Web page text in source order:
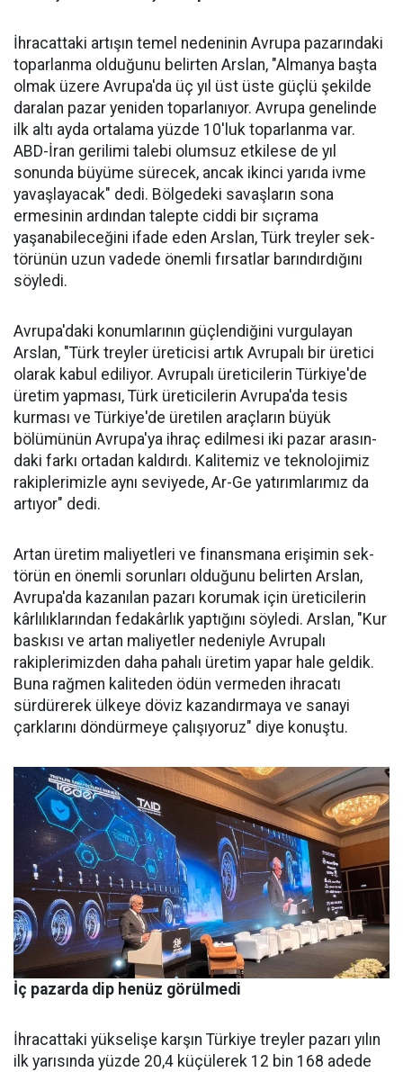
İhracattaki artışın temel nede­ninin Avrupa pazarındaki
topar­lanma olduğunu belirten Arslan, "Almanya başta
olmak üzere Av­rupa'da üç yıl üst üste güçlü şe­kilde
daralan pazar yeniden to­parlanıyor. Avrupa genelinde
ilk altı ayda ortalama yüzde 10'luk toparlanma var.
ABD-İran geri­limi talebi olumsuz etkilese de yıl
sonunda büyüme sürecek, ancak ikinci yarıda ivme
yavaşlayacak" dedi. Bölgedeki savaşların sona
ermesinin ardından talepte ciddi bir sıçrama
yaşanabileceğini ifa­de eden Arslan, Türk treyler sek­
törünün uzun vadede önemli fır­satlar barındırdığını
söyledi.
Avrupa'daki konumlarının güçlendiğini vurgulayan
Arslan, "Türk treyler üreticisi artık Avru­palı bir üretici
ola­rak kabul ediliyor. Avrupalı üreticile­rin Türkiye'de
üre­tim yapması, Türk üreticilerin Avru­pa'da tesis
kurması ve Türkiye'de üreti­len araçların büyük
bölümünün Avru­pa'ya ihraç edilme­si iki pazar arasın­
daki farkı ortadan kaldırdı. Kalitemiz ve teknolojimiz
ra­kiplerimizle aynı seviyede, Ar-Ge ya­tırımlarımız da
ar­tıyor" dedi.
Artan üretim ma­liyetleri ve finans­mana erişimin sek­
törün en önemli sorunları oldu­ğunu belirten Arslan,
Avrupa'da kazanılan pazarı korumak için üreticilerin
kârlılıklarından fe­dakârlık yaptığını söyledi. Arslan, "Kur
baskısı ve artan maliyetler nedeniyle Avrupalı
rakiplerimiz­den daha pahalı üretim yapar ha­le geldik.
Buna rağmen kaliteden ödün vermeden ihracatı
sürdüre­rek ülkeye döviz kazandırmaya ve sanayi
çarklarını döndürmeye ça­lışıyoruz" diye konuştu.
İç pazarda dip henüz görülmedi
İhracattaki yükselişe karşın Türkiye treyler pazarı yılın
ilk yarısında yüzde 20,4 küçülerek 12 bin 168 adede